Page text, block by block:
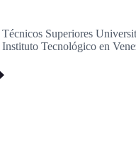
Superiores
Tecnológico en